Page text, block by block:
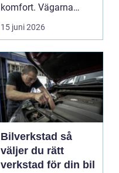
komfort. Vägarna
växlar mellan
motorväg...
15 juni 2026
Bilverkstad så
väljer du rätt
verkstad för din bil